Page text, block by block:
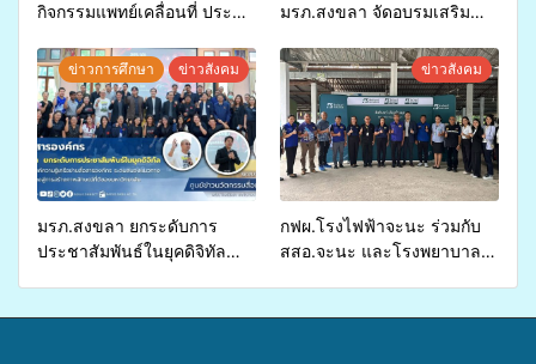
กิจกรรมแพทย์เคลื่อนที่ ประจำ
สุขภาพแก่ประชาชนในพื้นที่
อำเภอจะนะ
มรภ.สงขลา จัดอบรมเสริม
จ่ายงบกองทุนสุขภาพตำบล
รองรับการจัดบริการพาหนะรับ
ส่งผู้ทุพพลภาพเพื่อเข้ารับ
บริการสาธารณสุข ลดความ
เหลื่อมล้ำ ยกระดับคุณภาพ
ชีวิตประชาชนอย่างยั่งยืน
ข่าวการศึกษา ข่าวสังคม
มรภ.สงขลา ยกระดับการ
ประชาสัมพันธ์ในยุคดิจิทัล
ข่าวสังคม
กฟผ.โรงไฟฟ้าจะนะ ร่วมกับ
สสอ.จะนะ และโรงพยาบาล